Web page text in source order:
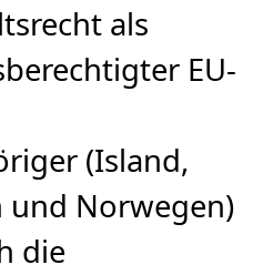
als
EU-
(Island,
und Norwegen)
die